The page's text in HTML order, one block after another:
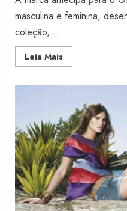
masculina e feminina,
coleção,...
Leia MaisRead
more
vintage
nos
coloridos
para
o
verão
2010